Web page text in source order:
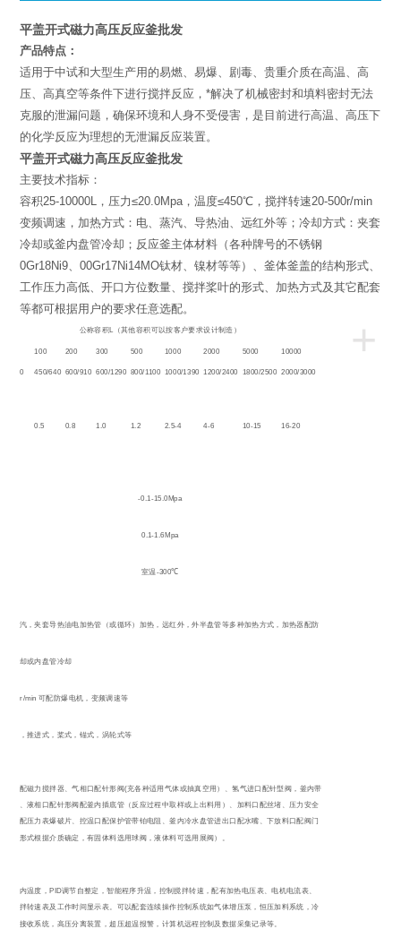
平盖开式磁力高压反应釜批发
产品特点：
适用于中试和大型生产用的易燃、易爆、剧毒、贵重介质在高温、高
压、高真空等条件下进行搅拌反应，*解决了机械密封和填料密封无法
克服的泄漏问题，确保环境和人身不受侵害，是目前进行高温、高压下
的化学反应为理想的无泄漏反应装置。
平盖开式磁力高压反应釜批发
主要技术指标：
容积25-10000L，压力≤20.0Mpa，温度≤450℃，搅拌转速20-500r/min
变频调速，加热方式：电、蒸汽、导热油、远红外等；冷却方式：夹套
冷却或釜内盘管冷却；反应釜主体材料（各种牌号的不锈钢
0Gr18Ni9、00Gr17Ni14MO钛材、镍材等等）、釜体釜盖的结构形式、
工作压力高低、开口方位数量、搅拌桨叶的形式、加热方式及其它配套
等都可根据用户的要求任意选配。
+
公称容积L （其他容积可以按客户要求设计制造）
100 200 300 500 1000 2000 5000 10000
520 450/640 600/910 600/1290 800/1100 1000/1390 1200/2400 1800/2500 2000/3000
0.5 0.8 1.0 1.2 2.5-4 4-6 10-15 16-20
-0.1-15.0Mpa
0.1-1.6Mpa
室温-300℃
套蒸汽，夹套导热油电加热管（或循环）加热，远红外，外半盘管等多种加热方式，加热器配防
套冷却或内盘管冷却
500r/min 可配防爆电机，变频调速等
吸式，推进式，桨式，锚式，涡轮式等
拌口配磁力搅拌器、气相口配针形阀(充各种适用气体或抽真空用）、氢气进口配针型阀，釜内带
布器、液相口配针形阀配釜内插底管（反应过程中取样或上出料用）、加料口配丝堵、压力安全
爆口配压力表爆破片、控温口配保护管带铂电阻、釜内冷水盘管进出口配水嘴、下放料口配阀门
阀门形式根据介质确定，有固体料选用球阀，液体料可选用展阀）。
制釜内温度， PID调节自整定，智能程序升温，控制搅拌转速，配有加热电压表、电机电流表、
内搅拌转速表及工作时间显示表。可以配套连续操作控制系统如气体增压泵，恒压加料系统，冷
回流接收系统，高压分离装置，超压超温报警，计算机远程控制及数据采集记录等。